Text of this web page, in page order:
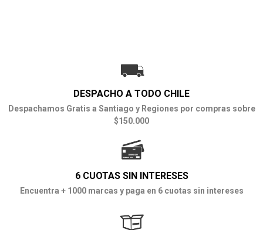
DESPACHO A TODO CHILE
Despachamos Gratis a Santiago y Regiones por compras sobre
$150.000
6 CUOTAS SIN INTERESES
Encuentra + 1000 marcas y paga en 6 cuotas sin intereses